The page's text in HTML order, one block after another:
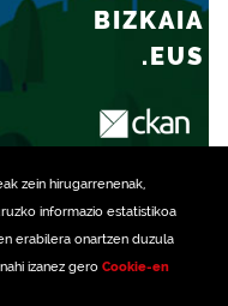
zein hirugarrenenak,
informazio estatistikoa
erabilera onartzen duzula
izanez gero Cookie-en
BIZKAIA
.EUS